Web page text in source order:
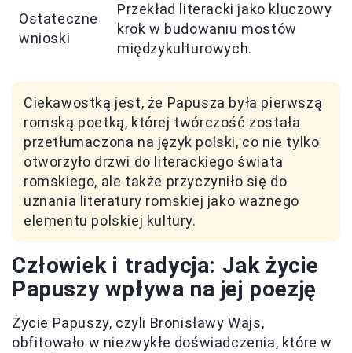
Ostateczne
wnioski
Przekład literacki jako kluczowy
krok w budowaniu mostów
międzykulturowych.
Ciekawostką jest, że Papusza była pierwszą
romską poetką, której twórczość została
przetłumaczona na język polski, co nie tylko
otworzyło drzwi do literackiego świata
romskiego, ale także przyczyniło się do
uznania literatury romskiej jako ważnego
elementu polskiej kultury.
Człowiek i tradycja: Jak życie
Papuszy wpływa na jej poezję
Życie Papuszy, czyli Bronisławy Wajs,
obfitowało w niezwykłe doświadczenia, które w